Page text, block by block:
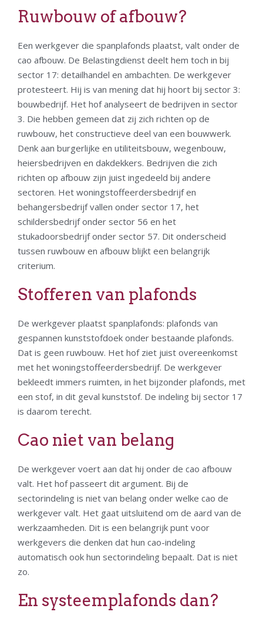
Ruwbouw of afbouw?
Een werkgever die spanplafonds plaatst, valt onder de
cao afbouw. De Belastingdienst deelt hem toch in bij
sector 17: detailhandel en ambachten. De werkgever
protesteert. Hij is van mening dat hij hoort bij sector 3:
bouwbedrijf. Het hof analyseert de bedrijven in sector
3. Die hebben gemeen dat zij zich richten op de
ruwbouw, het constructieve deel van een bouwwerk.
Denk aan burgerlijke en utiliteitsbouw, wegenbouw,
heiersbedrijven en dakdekkers. Bedrijven die zich
richten op afbouw zijn juist ingedeeld bij andere
sectoren. Het woningstoffeerdersbedrijf en
behangersbedrijf vallen onder sector 17, het
schildersbedrijf onder sector 56 en het
stukadoorsbedrijf onder sector 57. Dit onderscheid
tussen ruwbouw en afbouw blijkt een belangrijk
criterium.
Stofferen van plafonds
De werkgever plaatst spanplafonds: plafonds van
gespannen kunststofdoek onder bestaande plafonds.
Dat is geen ruwbouw. Het hof ziet juist overeenkomst
met het woningstoffeerdersbedrijf. De werkgever
bekleedt immers ruimten, in het bijzonder plafonds, met
een stof, in dit geval kunststof. De indeling bij sector 17
is daarom terecht.
Cao niet van belang
De werkgever voert aan dat hij onder de cao afbouw
valt. Het hof passeert dit argument. Bij de
sectorindeling is niet van belang onder welke cao de
werkgever valt. Het gaat uitsluitend om de aard van de
werkzaamheden. Dit is een belangrijk punt voor
werkgevers die denken dat hun cao-indeling
automatisch ook hun sectorindeling bepaalt. Dat is niet
zo.
En systeemplafonds dan?